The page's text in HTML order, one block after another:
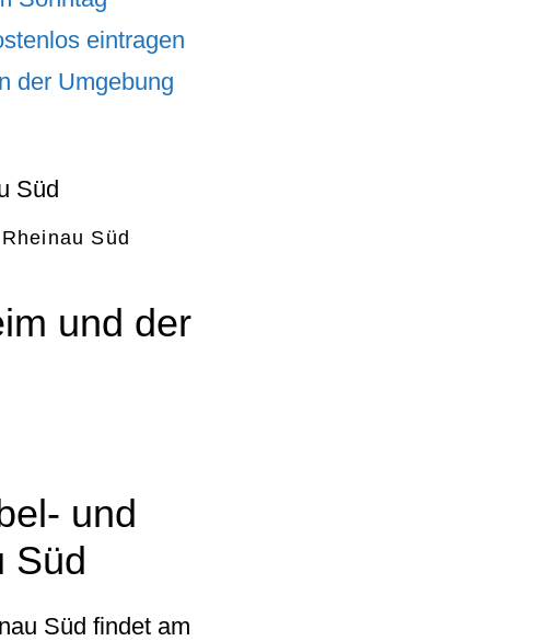
eintragen
der Umgebung
Süd
und der
und
Süd
Süd findet am